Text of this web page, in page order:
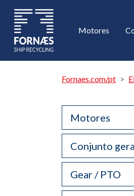
Motores
Fornaes.com/pt
Motores
Conjunto
Gear / PTO